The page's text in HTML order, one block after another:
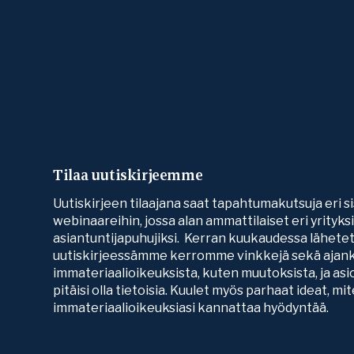
Tilaa uutiskirjeemme
Uutiskirjeen tilaajana saat tapahtumakutsuja eri
webinaareihin, jossa alan ammattilaiset eri
asiantuntijapuhujiksi. Kerran kuukaudessa
uutiskirjeessämme kerromme vinkkejä sekä
immateriaalioikeuksista, kuten muutoksista, ja
pitäisi olla tietoisia. Kuulet myös parhaat ideat,
immateriaalioikeuksiasi kannattaa hyödyntää.